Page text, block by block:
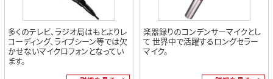
多くのテレビ、ラジオ局はもとよりレ
コーディング、ライブシーン等では欠
かせないマイクロフォンとなってい
ます。
楽器録りのコンデンサーマイクとし
て 世界中で活躍するロングセラー
マイク。